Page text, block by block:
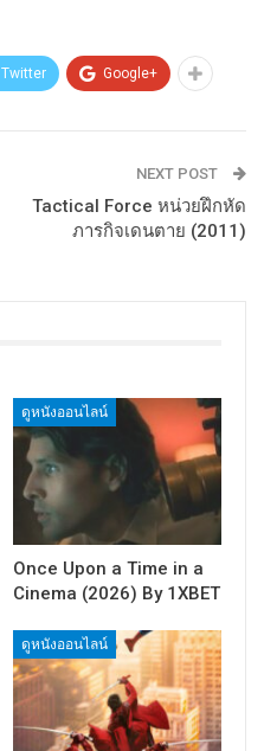
Twitter Google+
NEXT POST
Tactical Force หน่วยฝึกหัด
ภารกิจเดนตาย (2011)
ดูหนังออนไลน์
Once Upon a Time in a
Cinema (2026) By 1XBET
ดูหนังออนไลน์